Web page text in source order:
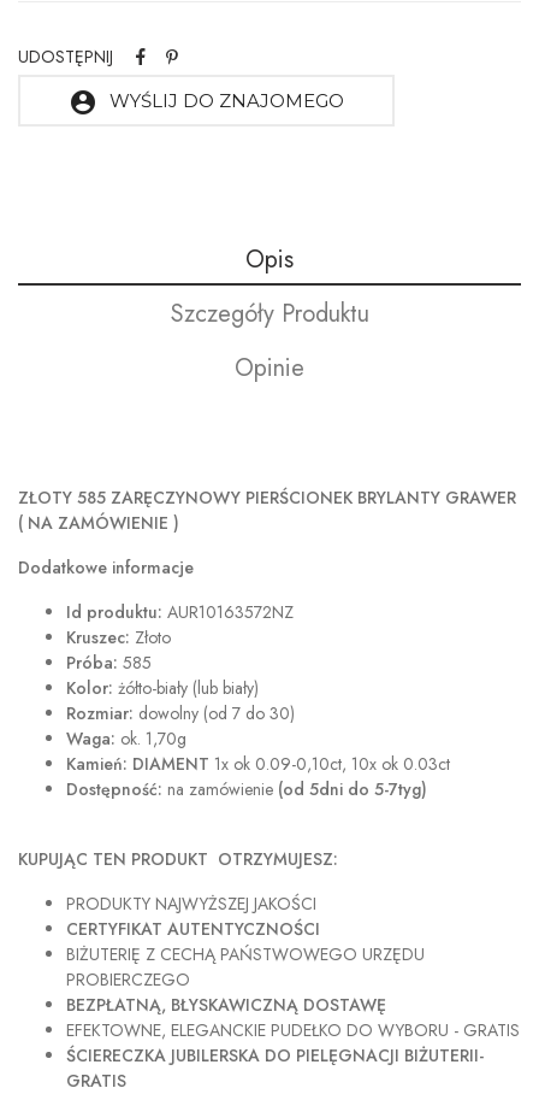
UDOSTĘPNIJ
account_circle WYŚLIJ DO ZNAJOMEGO
Opis
Szczegóły Produktu
Opinie
ZŁOTY 585 ZARĘCZYNOWY PIERŚCIONEK BRYLANTY GRAWER
( NA ZAMÓWIENIE )
Dodatkowe informacje
Id produktu: AUR10163572NZ
Kruszec: Złoto
Próba: 585
Kolor: żółto-biały (lub biały)
Rozmiar: dowolny (od 7 do 30)
Waga: ok. 1,70g
Kamień: DIAMENT 1x ok 0.09-0,10ct, 10x ok 0.03ct
Dostępność: na zamówienie (od 5dni do 5-7tyg)
KUPUJĄC TEN PRODUKT OTRZYMUJESZ:
PRODUKTY NAJWYŻSZEJ JAKOŚCI
CERTYFIKAT AUTENTYCZNOŚCI
BIŻUTERIĘ Z CECHĄ PAŃSTWOWEGO URZĘDU
PROBIERCZEGO
BEZPŁATNĄ, BŁYSKAWICZNĄ DOSTAWĘ
EFEKTOWNE, ELEGANCKIE PUDEŁKO DO WYBORU - GRATIS
ŚCIERECZKA JUBILERSKA DO PIELĘGNACJI BIŻUTERII-
GRATIS